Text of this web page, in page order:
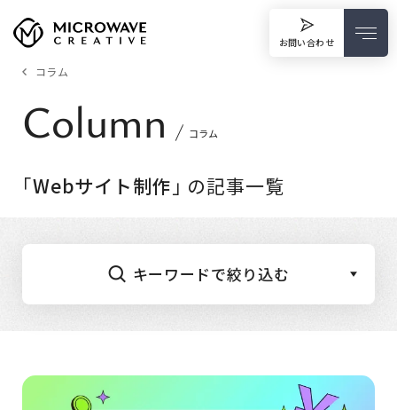
お問い合わせ
コラム
Column コラム
｢Webサイト制作 ｣ の記事一覧
キーワードで絞り込む